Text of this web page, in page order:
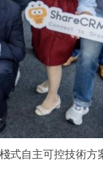
式自主可控技術方